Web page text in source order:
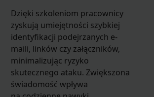
Dzięki szkoleniom pracownicy
zyskują umiejętności szybkiej
identyfikacji podejrzanych e-
maili, linków czy załączników,
minimalizując ryzyko
skutecznego ataku. Zwiększona
świadomość wpływa